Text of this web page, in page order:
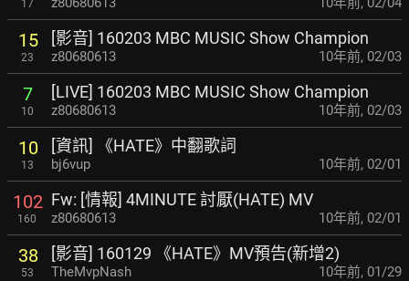
17
15
23
[影音] 160203 MBC MUSIC Show Champion
z80680613 10年前, 02/03
7
10
[LIVE] 160203 MBC MUSIC Show Champion
z80680613 10年前, 02/03
10
13
[資訊] 《HATE》中翻歌詞
bj6vup 10年前, 02/01
102
160
Fw: [情報] 4MINUTE 討厭(HATE) MV
z80680613 10年前, 02/01
38
53
[影音] 160129 《HATE》MV預告(新增2)
TheMvpNash 10年前, 01/29